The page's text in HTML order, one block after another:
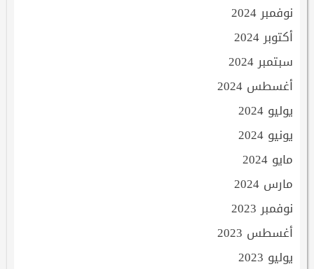
نوفمبر 2024
أكتوبر 2024
سبتمبر 2024
أغسطس 2024
يوليو 2024
يونيو 2024
مايو 2024
مارس 2024
نوفمبر 2023
أغسطس 2023
يوليو 2023